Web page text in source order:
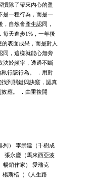
慣除了帶來內心的盈
是一種行為，而是一
自然會產生認同，
每天進步1%，一年後
表面成果，而是對人
同，這樣就能心無旁
決於頻率，透過不斷
行該行為。 ．用對
到關鍵與訣竅，認真
應。 ．由重複開
列） 李崇建（千樹成
張永慶（馬來西亞波
暢銷作家） 愛瑞克
楊斯棓（《人生路